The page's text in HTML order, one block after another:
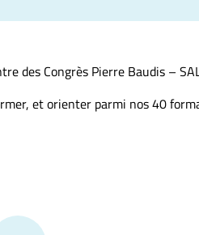
des Congrès Pierre Baudis –
et orienter parmi nos 40